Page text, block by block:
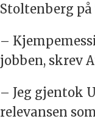
Stoltenberg på
–
jobben, skrev
– Jeg gjentok
relevansen